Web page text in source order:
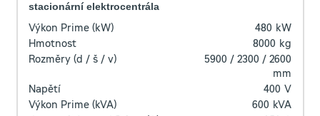
stacionární elektrocentrála
Výkon Prime (kW) 480 kW
Hmotnost
8000 kg
Rozměry (d / š / v)
5900 / 2300 / 2600
mm
Napětí
400 V
Výkon Prime (kVA)
600 kVA